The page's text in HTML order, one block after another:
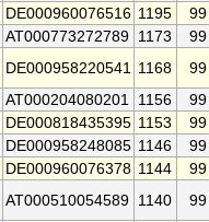
DE000960076516 1195 99
AT000773272789 1173 99
DE000958220541 1168 99
AT000204080201 1156 99
DE000818435395 1153 99
DE000958248085 1146 99
DE000960076378 1144 99
AT000510054589 1140 99